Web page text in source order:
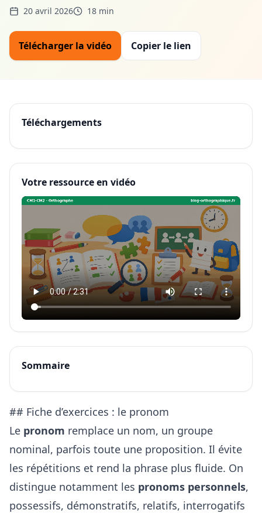
20 avril 2026 18 min
Télécharger la vidéo Copier le lien
Téléchargements
Votre ressource en vidéo
Sommaire
## Fiche d’exercices : le pronom
Le pronom remplace un nom, un groupe
nominal, parfois toute une proposition. Il évite
les répétitions et rend la phrase plus fluide. On
distingue notamment les pronoms personnels,
possessifs, démonstratifs, relatifs, interrogatifs